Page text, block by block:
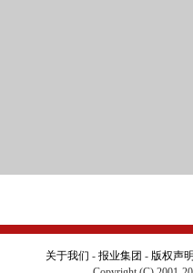
关于我们 - 报业集团 - 版权声明